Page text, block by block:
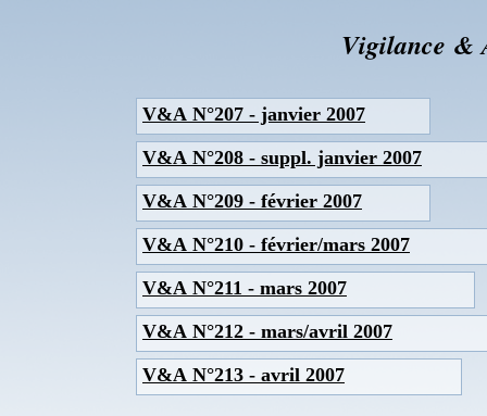
Vigilance &
V&A N°207 - janvier 2007
V&A N°208 - suppl. janvier 2007
V&A N°209 - février 2007
V&A N°211 - mars 2007
V&A N°210 - février/mars 2007
V&A N°212 - mars/avril 2007
V&A N°213 - avril 2007